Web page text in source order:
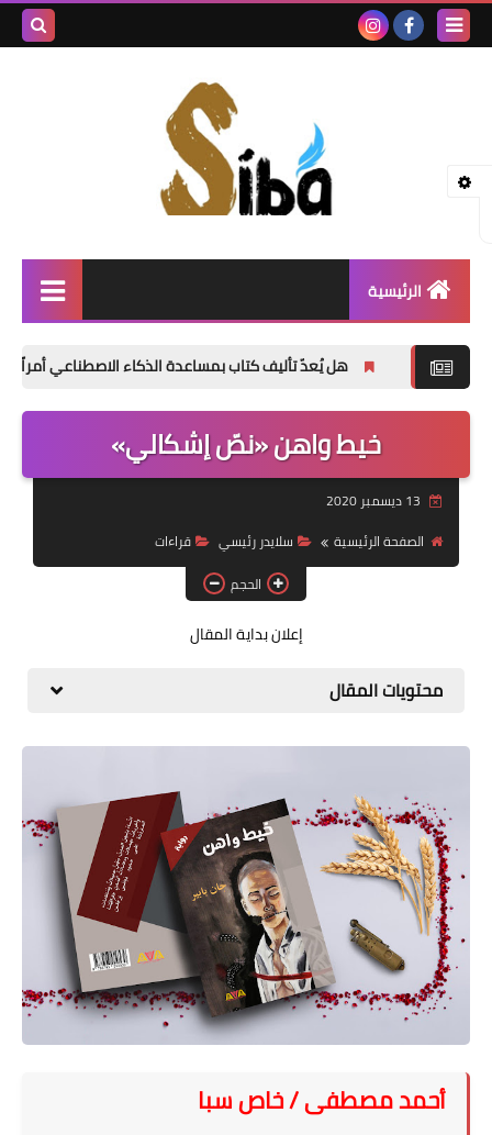
الرئيسية
نصوص
قصة قصيرة
قصة قصيرة جداً
قراءات
دراسات
شخصيات
ذاكرة كوباني
مواهب جديدة
منوعات
على مقام سبا
فيديوهات
هل يُعدّ تأليف كتاب بمساعدة الذكاء الاصطناعي أمراً خاطئاً؟
خيط واهن «نصّ إشكالي»
الصفحة الرئيسية
سلايدر رئيسي
قراءات
الحجم
إعلان بداية المقال
محتويات المقال
أحمد مصطفى / خاص سبا